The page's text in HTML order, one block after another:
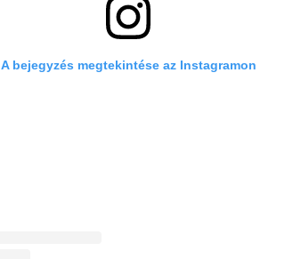
A bejegyzés megtekintése az Instagramon